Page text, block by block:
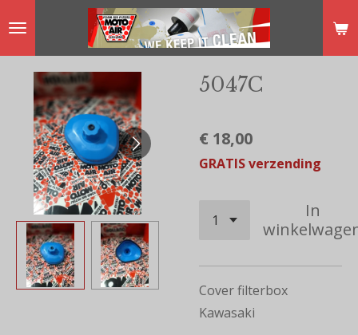
hoofdinhoud
5047C
€ 18,00
GRATIS verzending
In
Cover filterbox
Kawasaki